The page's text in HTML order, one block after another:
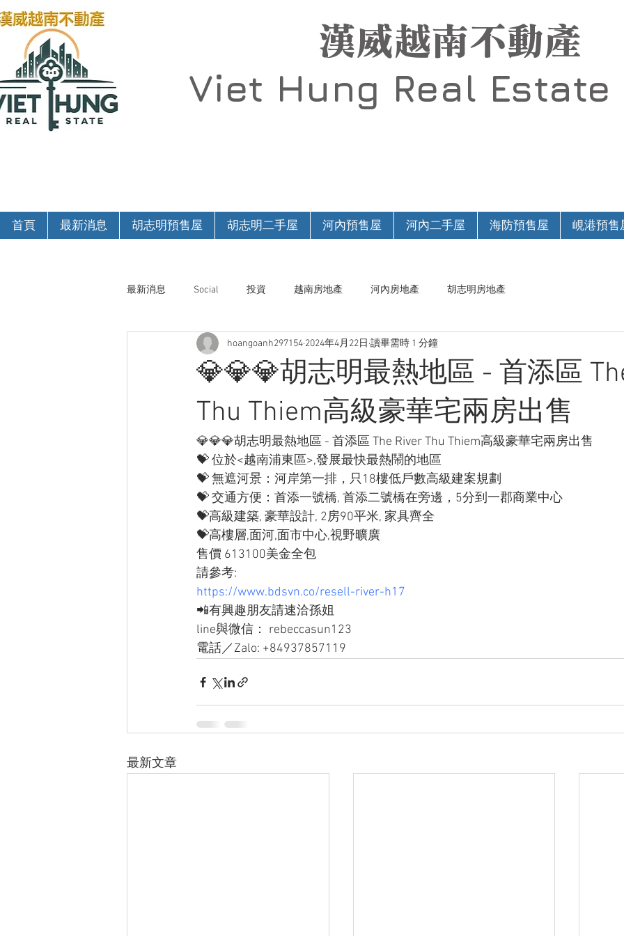
漢威越南不動產
Viet Hung Real Estate
首頁 最新消息 胡志明預售屋 胡志明二手屋 河內預售屋 河內二手屋 海防預售屋 峴港預售
最新消息 Social 投資 越南房地產 河內房地產 胡志明房地產
💎💎💎胡志明最熱地區 - 首添區
Thu Thiem高級豪華宅兩房出售
hoangoanh297154 2024年4月22日 讀畢需時 1 分鐘
💎💎💎胡志明最熱地區 - 首添區 The River Thu Thiem高級豪華宅兩房出售
💝 位於<越南浦東區>,發展最快最熱鬧的地區
💝 無遮河景：河岸第一排，只18樓低戶數高級建案規劃
💝 交通方便：首添一號橋, 首添二號橋在旁邊，5分到一郡商業中心
💝高級建築, 豪華設計, 2房90平米, 家具齊全
💝高樓層,面河,面市中心,視野曠廣
售價 613100美金全包
請參考:
https://www.bdsvn.co/resell-river-h17
📲有興趣朋友請速洽孫姐
line與微信： rebeccasun123
電話／Zalo: +84937857119
最新文章